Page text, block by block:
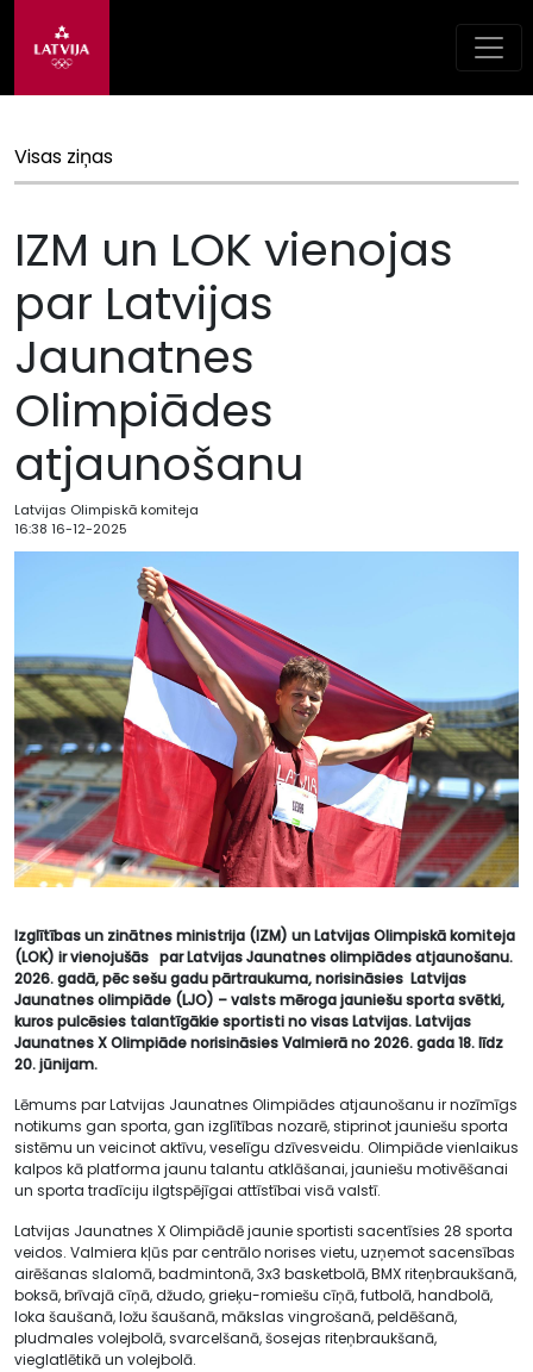
Visas ziņas
IZM un LOK vienojas
par Latvijas
Jaunatnes
Olimpiādes
atjaunošanu
Latvijas Olimpiskā komiteja
16:38 16-12-2025
Izglītības un zinātnes ministrija (IZM) un Latvijas Olimpiskā komiteja
(LOK) ir vienojušās par Latvijas Jaunatnes olimpiādes atjaunošanu.
2026. gadā, pēc sešu gadu pārtraukuma, norisināsies Latvijas
Jaunatnes olimpiāde (LJO) – valsts mēroga jauniešu sporta svētki,
kuros pulcēsies talantīgākie sportisti no visas Latvijas. Latvijas
Jaunatnes X Olimpiāde norisināsies Valmierā no 2026. gada 18. līdz
20. jūnijam.
Lēmums par Latvijas Jaunatnes Olimpiādes atjaunošanu ir nozīmīgs
notikums gan sporta, gan izglītības nozarē, stiprinot jauniešu sporta
sistēmu un veicinot aktīvu, veselīgu dzīvesveidu. Olimpiāde vienlaikus
kalpos kā platforma jaunu talantu atklāšanai, jauniešu motivēšanai
un sporta tradīciju ilgtspējīgai attīstībai visā valstī.
Latvijas Jaunatnes X Olimpiādē jaunie sportisti sacentīsies 28 sporta
veidos. Valmiera kļūs par centrālo norises vietu, uzņemot sacensības
airēšanas slalomā, badmintonā, 3x3 basketbolā, BMX riteņbraukšanā,
boksā, brīvajā cīņā, džudo, grieķu-romiešu cīņā, futbolā, handbolā,
loka šaušanā, ložu šaušanā, mākslas vingrošanā, peldēšanā,
pludmales volejbolā, svarcelšanā, šosejas riteņbraukšanā,
vieglatlētikā un volejbolā.